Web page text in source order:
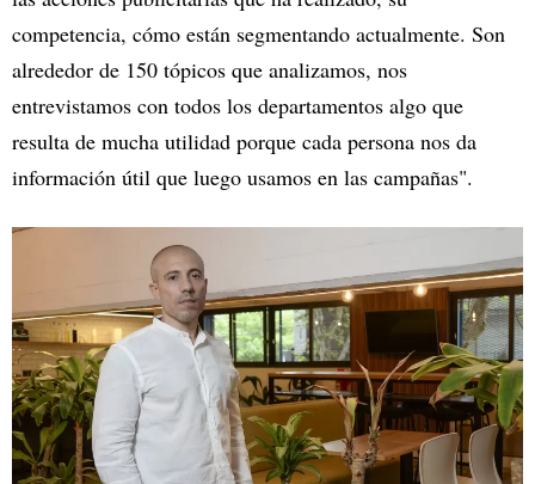
competencia, cómo están segmentando actualmente. Son
alrededor de 150 tópicos que analizamos, nos
entrevistamos con todos los departamentos algo que
resulta de mucha utilidad porque cada persona nos da
información útil que luego usamos en las campañas".